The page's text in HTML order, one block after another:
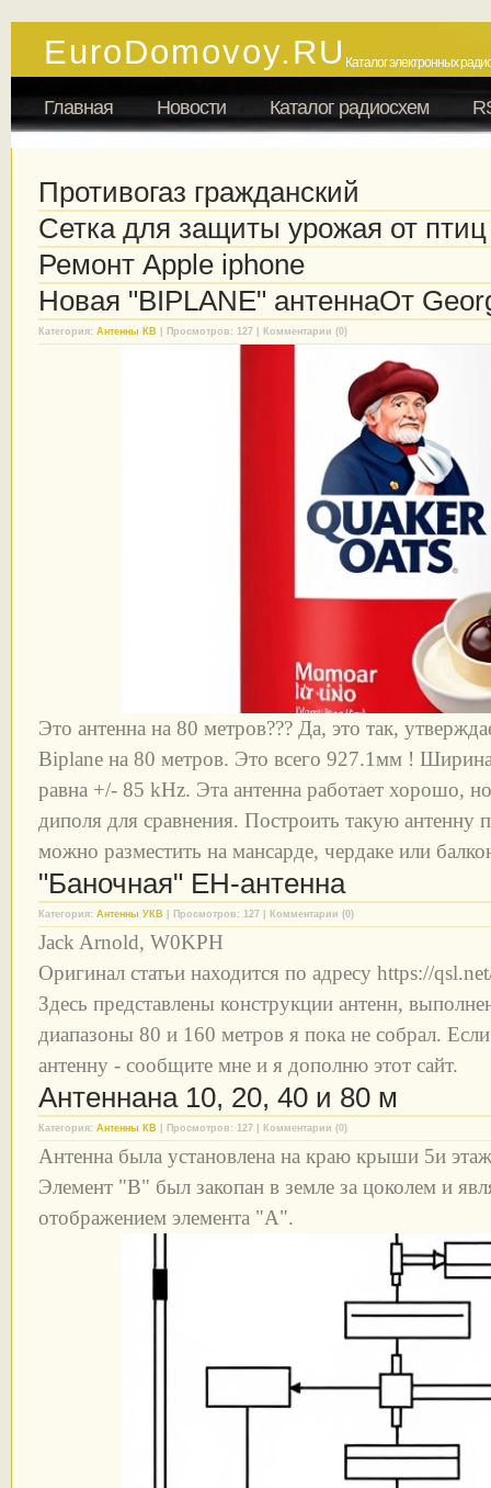
EuroDomovoy.RU Каталог электронных
Главная Новости Каталог радиосхем
Противогаз гражданский
Сетка для защиты урожая от птиц
Ремонт Apple iphone
Новая "BIPLANE" антеннаОт
Категория: Антенны КВ | Просмотров: 127 | Комментарии (0)
Это антенна на 80 метров??? Да, это так,
Biplane на 80 метров. Это всего 927.1мм !
равна +/- 85 kHz. Эта антенна работает хорошо,
диполя для сравнения. Построить такую антенну
можно разместить на мансарде, чердаке или
"Баночная" EH-антенна
Категория: Антенны УКВ | Просмотров: 127 | Комментарии (0)
Jack Arnold, W0KPH
Оригинал статьи находится по адресу https://
Здесь представлены конструкции антенн,
диапазоны 80 и 160 метров я пока не собрал.
антенну - сообщите мне и я дополню этот сайт.
Антеннана 10, 20, 40 и 80 м
Категория: Антенны КВ | Просмотров: 127 | Комментарии (0)
Антенна была установлена на краю крыши 5и
Элемент "B" был закопан в земле за цоколем и
отображением элемента "А".